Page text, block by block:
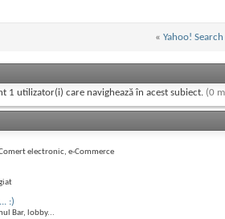
« Yahoo!
1 utilizator(i) care navighează în acest subiect. (0
electronic, e-Commerce
:)
Bar, lobby...